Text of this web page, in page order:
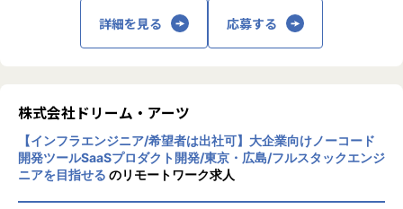
【業務の変更の範囲】
し、デジタルトランスフォーメーション（D
X）を推進します
【★社風/文化】
ットな組織構造で、意見交換が活発に行わ
れ、自由な発想が奨励されています。社員一
人ひとりがプロフェッショナルとして成長で
きる環境が整っています
【★働き方/リモートワーク】
ドリーム・アーツでは、リモートワークとオ
詳細を見る 応募する
株式会社ドリーム・アーツ
【インフラエンジニア/希望者は出社可】大企業向けノーコード
開発ツールSaaSプロダクト開発/東京・広島/フルスタックエンジ
ニアを目指せる のリモートワーク求人